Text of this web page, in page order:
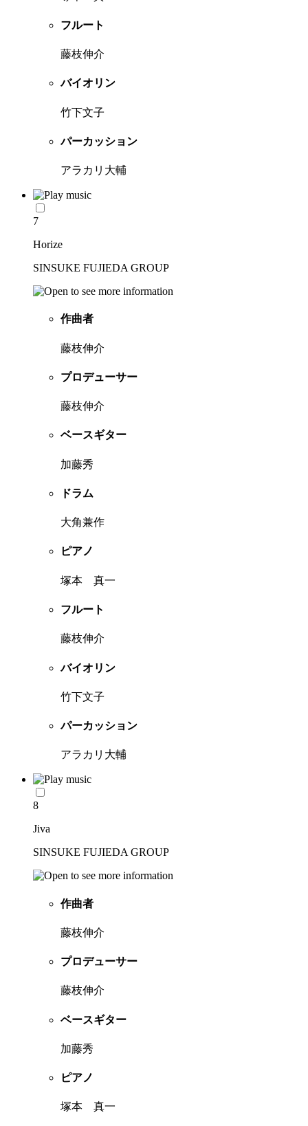
フルート
藤枝伸介
バイオリン
竹下文子
パーカッション
アラカリ大輔
7
Horize
SINSUKE FUJIEDA GROUP
作曲者
藤枝伸介
プロデューサー
藤枝伸介
ベースギター
加藤秀
ドラム
大角兼作
ピアノ
塚本 真一
フルート
藤枝伸介
バイオリン
竹下文子
パーカッション
アラカリ大輔
8
Jiva
SINSUKE FUJIEDA GROUP
作曲者
藤枝伸介
プロデューサー
藤枝伸介
ベースギター
加藤秀
ピアノ
塚本 真一